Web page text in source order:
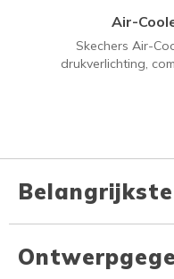
Air-
Skechers Air-
drukverlichting,